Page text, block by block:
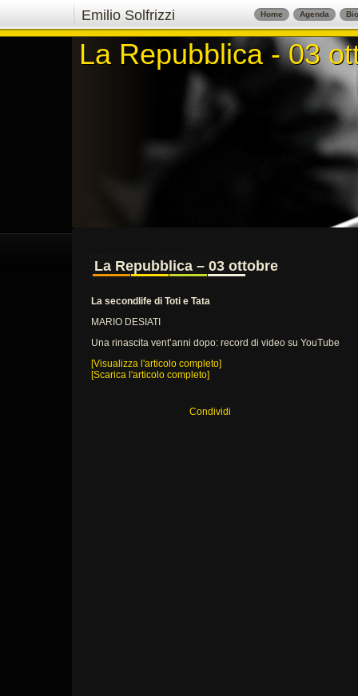
Emilio Solfrizzi Home Agenda
La Repubblica - 03
La Repubblica - 03
La Repubblica – 03 ottobre
La secondlife di Toti e Tata
MARIO DESIATI
Una rinascita vent’anni dopo: record di video su YouTube
[Visualizza l'articolo completo]
[Scarica l'articolo completo]
Condividi